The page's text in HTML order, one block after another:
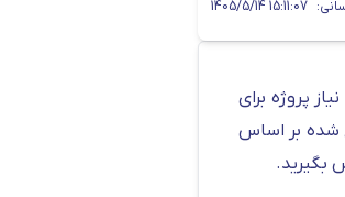
1405/5/14 15:11:07
پروژه برای
شده بر اساس